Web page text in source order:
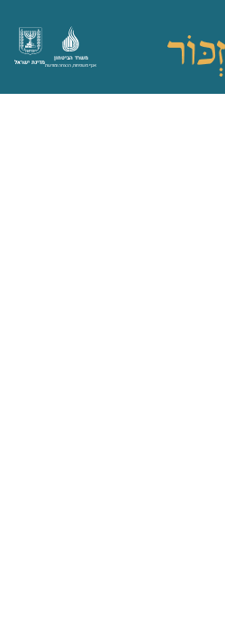
מדינת ישראל
משרד הביטחון
אגף משפחות, הנצחה ומורשת